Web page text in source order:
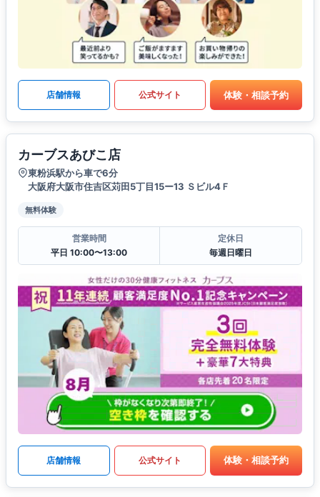
店舗情報 公式サイト 体験・相談予約
カーブスあびこ店
東粉浜駅から車で6分
大阪府大阪市住吉区苅田5丁目15ー13 Ｓビル4Ｆ
無料体験
営業時間
平日 10:00〜13:00
定休日
毎週日曜日
店舗情報 公式サイト 体験・相談予約